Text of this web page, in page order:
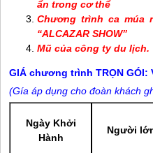
ẩn trong cơ thể
Chương trình ca múa
“ALCAZAR SHOW”
Mũ của công ty du lịch.
GIÁ chương trình TRỌN GÓI:
(Gía áp dụng cho đoàn khách
Ngày Khởi
Hành
Người